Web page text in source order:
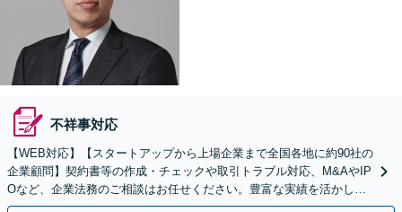
不祥事対応
【WEB対応】【スタートアップから上場企業まで全国各地に約90社の
企業顧問】契約書等の作成・チェックや取引トラブル対応、M&AやIP
Oなど、企業法務のご相談はお任せください。豊富な実績を活かし的
確に対応を進めてまいります。